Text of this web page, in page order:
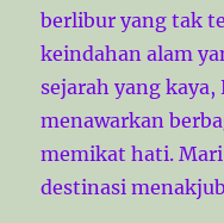
berlibur yang tak
keindahan alam
sejarah yang
menawarkan
memikat hati.
destinasi